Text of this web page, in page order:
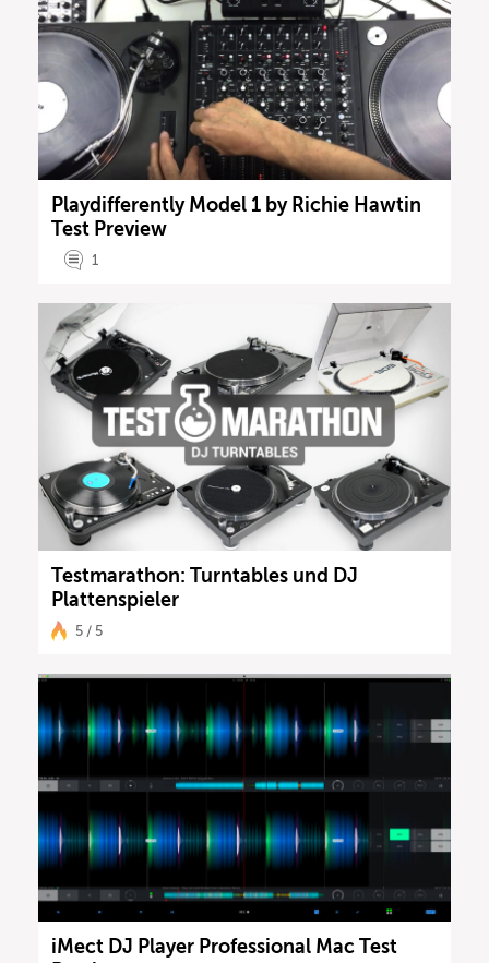
Playdifferently Model 1 by Richie Hawtin
Test Preview
1
Testmarathon: Turntables und DJ
Plattenspieler
5 / 5
iMect DJ Player Professional Mac Test